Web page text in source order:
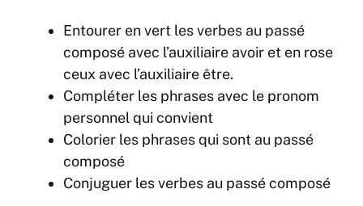
Entourer en vert les verbes au passé
composé avec l’auxiliaire avoir et en rose
ceux avec l’auxiliaire être.
Compléter les phrases avec le pronom
personnel qui convient
Colorier les phrases qui sont au passé
composé
Conjuguer les verbes au passé composé